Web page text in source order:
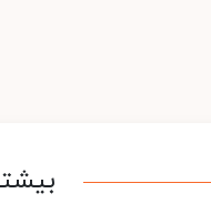
بیشتر